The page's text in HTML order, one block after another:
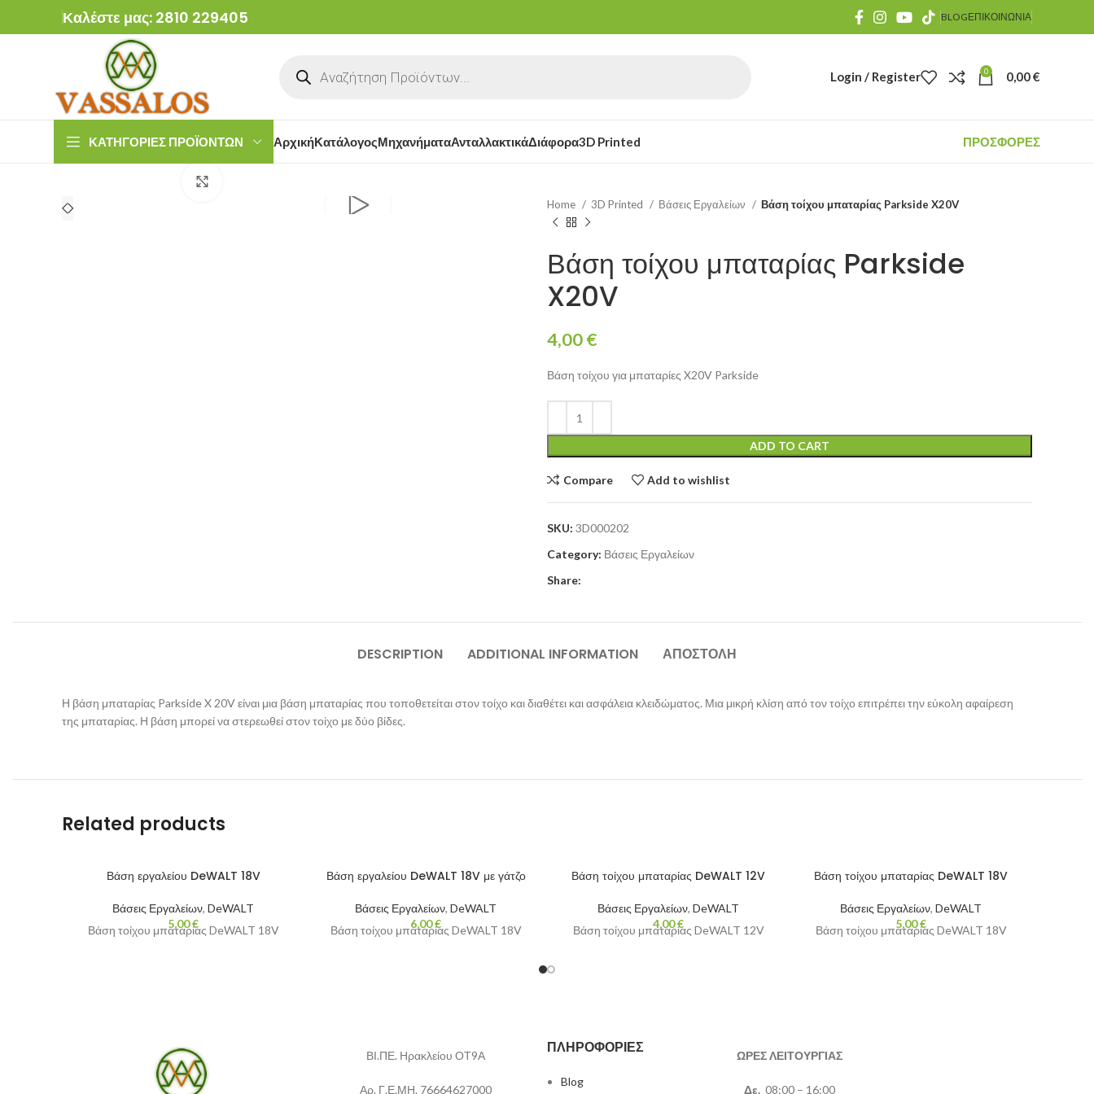
Καλέστε μας: 2810 229405 BLOGΕΠΙΚΟΙΝΩΝΙΑ
Login / Register 0 0,00€
ΚΑΤΗΓΟΡΙΕΣ ΠΡΟΪΟΝΤΩΝ ΑρχικήΚατάλογοςΜηχανήματαΑνταλλακτικάΔιάφορα3D Printed ΠΡΟΣΦΟΡΕΣ
Home 3D Printed Βάσεις Εργαλείων Βάση τοίχου μπαταρίας Parkside X20V
Βάση τοίχου μπαταρίας Parkside
X20V
4,00€
Βάση τοίχου για μπαταρίες X20V Parkside
ADD TO CART
Compare Add to wishlist
SKU: 3D000202
Category: Βάσεις Εργαλείων
Share:
DESCRIPTION ADDITIONAL INFORMATION ΑΠΟΣΤΟΛΉ
Η βάση μπαταρίας Parkside X 20V είναι μια βάση μπαταρίας που τοποθετείται στον τοίχο και διαθέτει και ασφάλεια κλειδώματος. Μια μικρή κλίση από τον τοίχο επιτρέπει την εύκολη αφαίρεση
της μπαταρίας. Η βάση μπορεί να στερεωθεί στον τοίχο με δύο βίδες.
Related products
Βάση εργαλείου DeWALT 18V
Βάσεις Εργαλείων, DeWALT
5,00€
Βάση τοίχου μπαταρίας DeWALT 18V
Βάση εργαλείου DeWALT 18V με γάτζο
Βάσεις Εργαλείων, DeWALT
6,00€
Βάση τοίχου μπαταρίας DeWALT 18V
Βάση τοίχου μπαταρίας DeWALT 12V
Βάσεις Εργαλείων, DeWALT
4,00€
Βάση τοίχου μπαταρίας DeWALT 12V
Βάση τοίχου μπαταρίας DeWALT 18V
Βάσεις Εργαλείων, DeWALT
5,00€
Βάση τοίχου μπαταρίας DeWALT 18V
ΒΙ.ΠΕ. Ηρακλείου ΟΤ9Α
Αρ. Γ.Ε.ΜΗ. 76664627000
ΠΛΗΡΟΦΟΡΊΕΣ
Blog
ΩΡΕΣ ΛΕΙΤΟΥΡΓΙΑΣ
Δε.08:00 – 16:00